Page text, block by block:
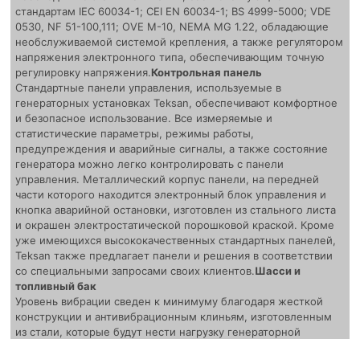
стандартам IEC 60034-1; CEI EN 60034-1; BS 4999-5000; VDE
0530, NF 51-100,111; OVE M-10, NEMA MG 1.22, обладающие
необслуживаемой системой крепления, а также регулятором
напряжения электронного типа, обеспечивающим точную
регулировку напряжения.Контрольная панель
Стандартные панели управления, используемые в
генераторных установках Teksan, обеспечивают комфортное
и безопасное использование. Все измеряемые и
статистические параметры, режимы работы,
предупреждения и аварийные сигналы, а также состояние
генератора можно легко контролировать с панели
управления. Металлический корпус панели, на передней
части которого находится электронный блок управления и
кнопка аварийной остановки, изготовлен из стального листа
и окрашен электростатической порошковой краской. Кроме
уже имеющихся высококачественных стандартных панелей,
Teksan также предлагает панели и решения в соответствии
со специальными запросами своих клиентов.Шасси и
топливный бак
Уровень вибрации сведен к минимуму благодаря жесткой
конструкции и антивибрационным клиньям, изготовленным
из стали, которые будут нести нагрузку генераторной